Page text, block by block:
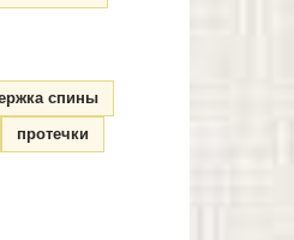
спины
протечки